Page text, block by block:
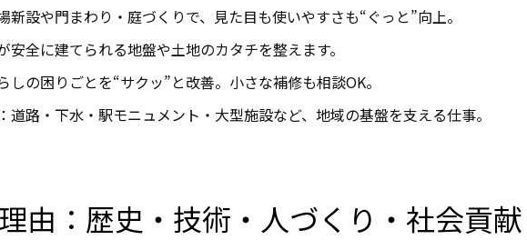
新設や門まわり・庭づくりで、見た目も使いやすさも“ぐっと”向上。
安全に建てられる地盤や土地のカタチを整えます。
しの困りごとを“サクッ”と改善。小さな補修も相談OK。
道路・下水・駅モニュメント・大型施設など、地域の基盤を支える仕事。
由：歴史・技術・人づくり・社会貢献